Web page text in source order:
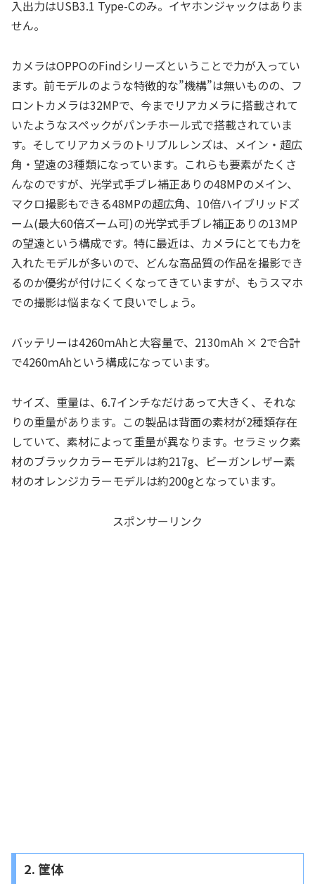
入出力はUSB3.1 Type-Cのみ。イヤホンジャックはありま
せん。
カメラはOPPOのFindシリーズということで力が入ってい
ます。前モデルのような特徴的な”機構”は無いものの、フ
ロントカメラは32MPで、今までリアカメラに搭載されて
いたようなスペックがパンチホール式で搭載されていま
す。そしてリアカメラのトリプルレンズは、メイン・超広
角・望遠の3種類になっています。これらも要素がたくさ
んなのですが、光学式手ブレ補正ありの48MPのメイン、
マクロ撮影もできる48MPの超広角、10倍ハイブリッドズ
ーム(最大60倍ズーム可)の光学式手ブレ補正ありの13MP
の望遠という構成です。特に最近は、カメラにとても力を
入れたモデルが多いので、どんな高品質の作品を撮影でき
るのか優劣が付けにくくなってきていますが、もうスマホ
での撮影は悩まなくて良いでしょう。
バッテリーは4260ｍAhと大容量で、2130mAh × 2で合計
で4260ｍAhという構成になっています。
サイズ、重量は、6.7インチなだけあって大きく、それな
りの重量があります。この製品は背面の素材が2種類存在
していて、素材によって重量が異なります。セラミック素
材のブラックカラーモデルは約217g、ビーガンレザー素
材のオレンジカラーモデルは約200gとなっています。
スポンサーリンク
2. 筐体